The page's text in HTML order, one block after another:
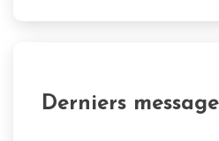
Derniers